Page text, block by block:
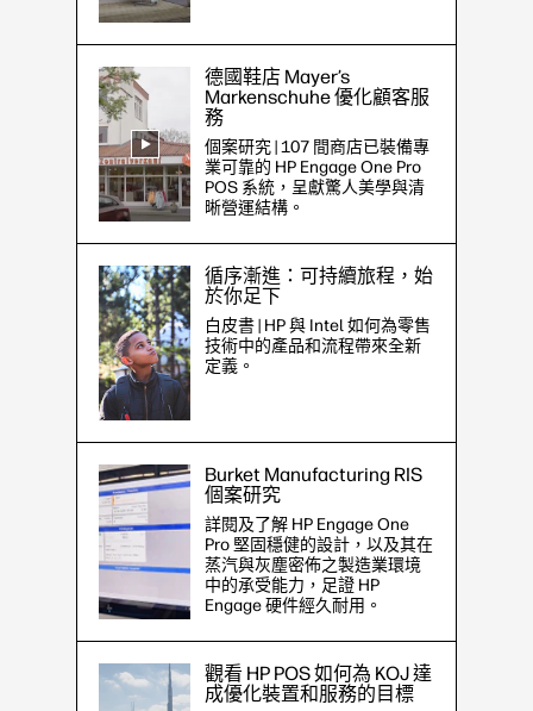
德國鞋店 Mayer’s
Markenschuhe 優化顧客服
務
個案研究 | 107 間商店已裝備專
業可靠的 HP Engage One Pro
POS 系統，呈獻驚人美學與清
晰營運結構。
循序漸進：可持續旅程，始
於你足下
白皮書 | HP 與 Intel 如何為零售
技術中的產品和流程帶來全新
定義。
Burket Manufacturing RIS
個案研究
詳閱及了解 HP Engage One
Pro 堅固穩健的設計，以及其在
蒸汽與灰塵密佈之製造業環境
中的承受能力，足證 HP
Engage 硬件經久耐用。
觀看 HP POS 如何為 KOJ 達
成優化裝置和服務的目標